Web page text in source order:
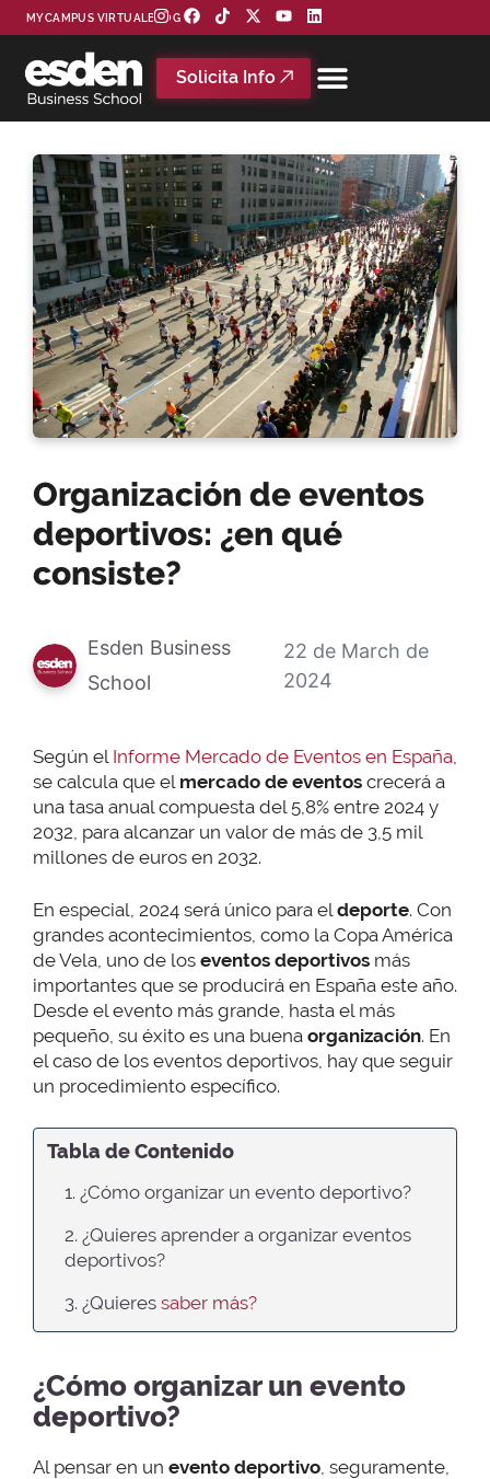
MYCAMPUS VIRTUAL BLOG
Solicita Info
Organización de eventos
deportivos: ¿en qué
consiste?
Esden Business
School
22 de March de
2024
Según el Informe Mercado de Eventos en España
se calcula que el mercado de eventos crecerá a
una tasa anual compuesta del 5,8% entre 2024 y
2032, para alcanzar un valor de más de 3,5 mil
millones de euros en 2032.
En especial, 2024 será único para eldeporte. Con
grandes acontecimientos, como la Copa América
de Vela, uno de los eventos deportivos más
importantes que se producirá en España este año.
Desde el evento más grande, hasta el más
pequeño, su éxito es una buena organización. En
el caso de los eventos deportivos, hay que seguir
un procedimiento específico.
Tabla de Contenido
1. ¿Cómo organizar un evento deportivo?
2. ¿Quieres aprender a organizar eventos
deportivos?
3. ¿Quieres saber más?
¿Cómo organizar un evento
deportivo?
Al pensar en un evento deportivo , seguramente,